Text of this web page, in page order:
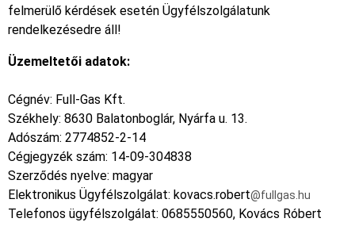
felmerülő kérdések esetén Ügyfélszolgálatunk
rendelkezésedre áll!
Üzemeltetői adatok:
Cégnév: Full-Gas Kft.
Székhely: 8630 Balatonboglár, Nyárfa u. 13.
Adószám: 2774852-2-14
Cégjegyzék szám: 14-09-304838
Szerződés nyelve: magyar
Elektronikus Ügyfélszolgálat: kovacs.robert@fullgas.hu
Telefonos ügyfélszolgálat: 0685550560, Kovács Róbert